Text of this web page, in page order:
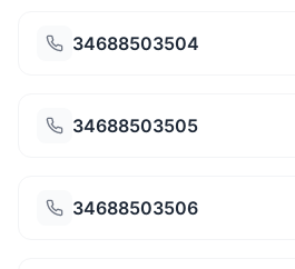
34688503504
34688503505
34688503506